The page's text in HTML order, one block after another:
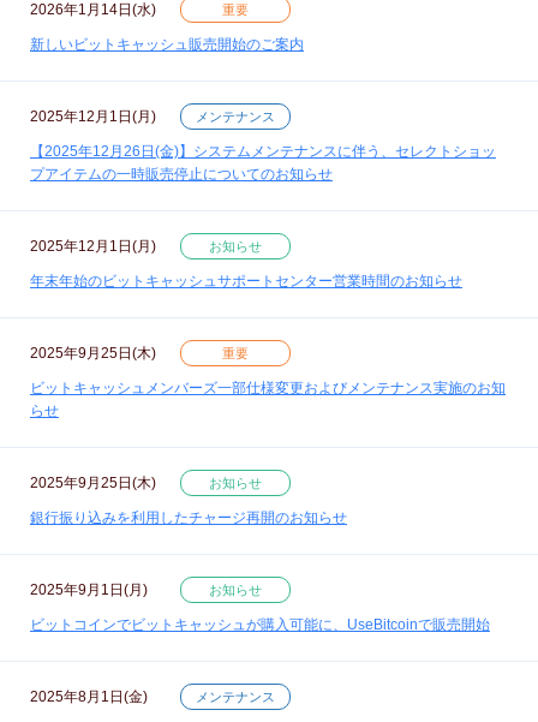
2026年1月14日(水) 重要
新しいビットキャッシュ販売開始のご案内
2025年12月1日(月) メンテナンス
【2025年12月26日(金)】システムメンテナンスに伴う、セレクトショッ
プアイテムの一時販売停止についてのお知らせ
2025年12月1日(月) お知らせ
年末年始のビットキャッシュサポートセンター営業時間のお知らせ
2025年9月25日(木) 重要
ビットキャッシュメンバーズ一部仕様変更およびメンテナンス実施のお知
らせ
2025年9月25日(木) お知らせ
銀行振り込みを利用したチャージ再開のお知らせ
2025年9月1日(月) お知らせ
ビットコインでビットキャッシュが購入可能に、UseBitcoinで販売開始
2025年8月1日(金) メンテナンス